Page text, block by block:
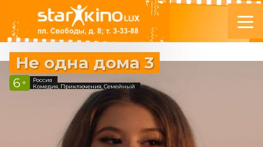
Не одна дома 3
6 +
Россия
Комедия, Приключения, Семейный